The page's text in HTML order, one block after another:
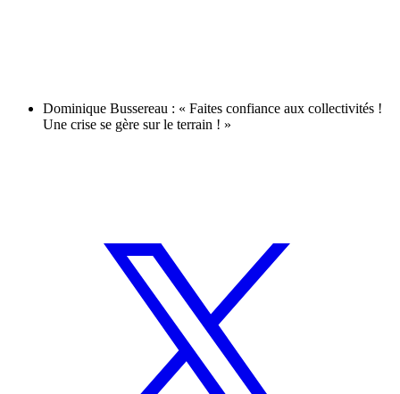
Dominique Bussereau : « Faites confiance aux collectivités !
Une crise se gère sur le terrain ! »